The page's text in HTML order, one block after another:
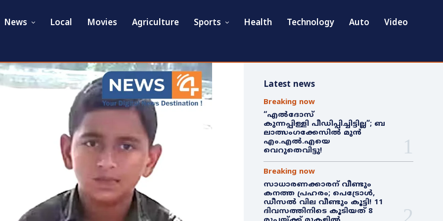
News Local Movies Agriculture Sports Health Technology Auto Video
Latest news
Breaking now
“എൽദോസ്
കുന്നപ്പിള്ളി പീഡിപ്പിച്ചിട്ടില്ല”; ബ
ലാത്സംഗക്കേസിൽ മുൻ
എം.എൽ.എയെ
വെറുതെവിട്ടു!
Breaking now
സാധാരണക്കാരന് വീണ്ടും
കനത്ത പ്രഹരം; പെട്രോൾ,
ഡീസൽ വില വീണ്ടും കൂട്ടി! 11
ദിവസത്തിനിടെ കൂടിയത് 8